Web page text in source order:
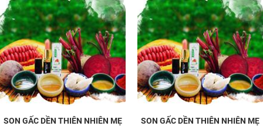
SON GẤC DỀN THIÊN NHIÊN MẸ
SON GẤC DỀN THIÊN NHIÊN MẸ